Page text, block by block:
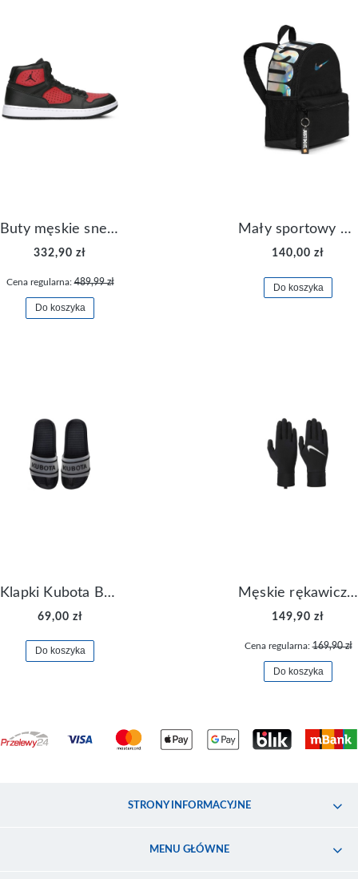
Buty męskie sneakersy Jordan Access AR3762-006
332,90 zł
Cena regularna:489,99 zł
Do koszyka
Mały sportowy plecak plecaczek Nike Brasilia JDI DR6091-017
140,00 zł
Do koszyka
Klapki Kubota Basenowe Gel Czarne
69,00 zł
Do koszyka
Męskie rękawiczki Nike Dri-FIT Lightweight Gloves N.RG.M0.082
149,90 zł
Cena regularna:169,90 zł
Do koszyka
STRONY INFORMACYJNE
MENU GŁÓWNE